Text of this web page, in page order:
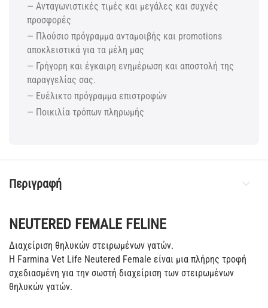
— Ανταγωνιστικές τιμές και μεγάλες και συχνές
προσφορές
— Πλούσιο πρόγραμμα ανταμοιβής και promotions
αποκλειστικά για τα μέλη μας
— Γρήγορη και έγκαιρη ενημέρωση και αποστολή της
παραγγελίας σας.
— Ευέλικτο πρόγραμμα επιστροφών
— Ποικιλία τρόπων πληρωμής
Περιγραφή
NEUTERED FEMALE FELINE
Διαχείριση θηλυκών στειρωμένων γατών.
Η Farmina Vet Life Neutered Female είναι μια πλήρης τροφή
σχεδιασμένη για την σωστή διαχείριση των στειρωμένων
θηλυκών γατών.